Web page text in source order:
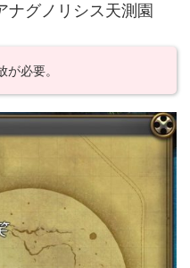
ナグノリシス天測園
必要。